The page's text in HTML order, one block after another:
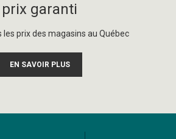
prix garanti
les prix des magasins au Québec
EN SAVOIR PLUS